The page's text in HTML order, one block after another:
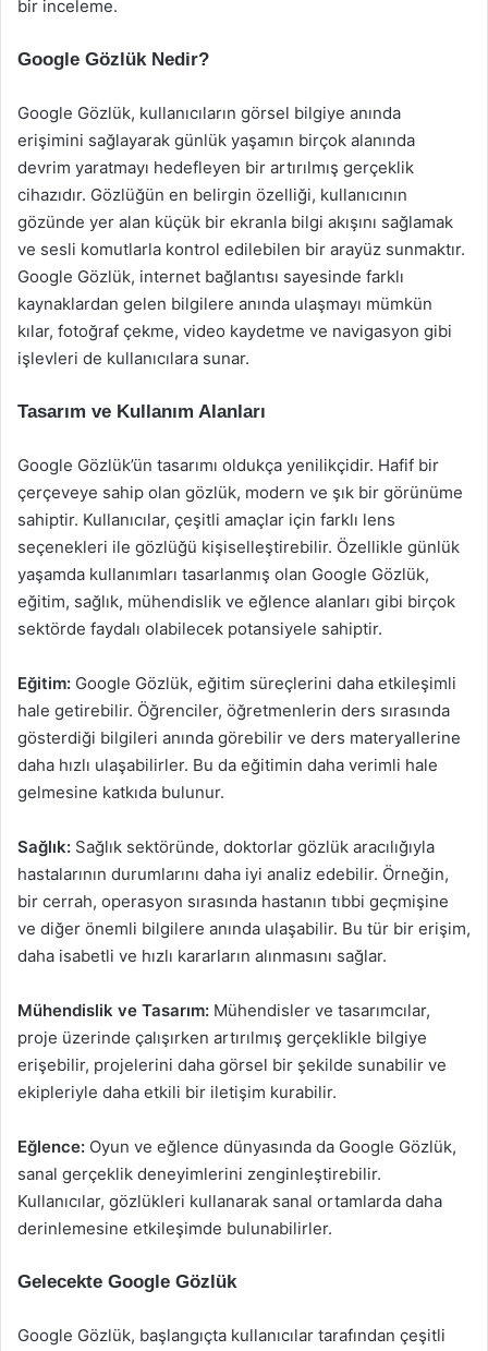
bir inceleme.
Google Gözlük Nedir?
Google Gözlük, kullanıcıların görsel bilgiye anında
erişimini sağlayarak günlük yaşamın birçok alanında
devrim yaratmayı hedefleyen bir artırılmış gerçeklik
cihazıdır. Gözlüğün en belirgin özelliği, kullanıcının
gözünde yer alan küçük bir ekranla bilgi akışını sağlamak
ve sesli komutlarla kontrol edilebilen bir arayüz sunmaktır.
Google Gözlük, internet bağlantısı sayesinde farklı
kaynaklardan gelen bilgilere anında ulaşmayı mümkün
kılar, fotoğraf çekme, video kaydetme ve navigasyon gibi
işlevleri de kullanıcılara sunar.
Tasarım ve Kullanım Alanları
Google Gözlük’ün tasarımı oldukça yenilikçidir. Hafif bir
çerçeveye sahip olan gözlük, modern ve şık bir görünüme
sahiptir. Kullanıcılar, çeşitli amaçlar için farklı lens
seçenekleri ile gözlüğü kişiselleştirebilir. Özellikle günlük
yaşamda kullanımları tasarlanmış olan Google Gözlük,
eğitim, sağlık, mühendislik ve eğlence alanları gibi birçok
sektörde faydalı olabilecek potansiyele sahiptir.
Eğitim: Google Gözlük, eğitim süreçlerini daha etkileşimli
hale getirebilir. Öğrenciler, öğretmenlerin ders sırasında
gösterdiği bilgileri anında görebilir ve ders materyallerine
daha hızlı ulaşabilirler. Bu da eğitimin daha verimli hale
gelmesine katkıda bulunur.
Sağlık: Sağlık sektöründe, doktorlar gözlük aracılığıyla
hastalarının durumlarını daha iyi analiz edebilir. Örneğin,
bir cerrah, operasyon sırasında hastanın tıbbi geçmişine
ve diğer önemli bilgilere anında ulaşabilir. Bu tür bir erişim,
daha isabetli ve hızlı kararların alınmasını sağlar.
Mühendislik ve Tasarım: Mühendisler ve tasarımcılar,
proje üzerinde çalışırken artırılmış gerçeklikle bilgiye
erişebilir, projelerini daha görsel bir şekilde sunabilir ve
ekipleriyle daha etkili bir iletişim kurabilir.
Eğlence: Oyun ve eğlence dünyasında da Google Gözlük,
sanal gerçeklik deneyimlerini zenginleştirebilir.
Kullanıcılar, gözlükleri kullanarak sanal ortamlarda daha
derinlemesine etkileşimde bulunabilirler.
Gelecekte Google Gözlük
Google Gözlük, başlangıçta kullanıcılar tarafından çeşitli